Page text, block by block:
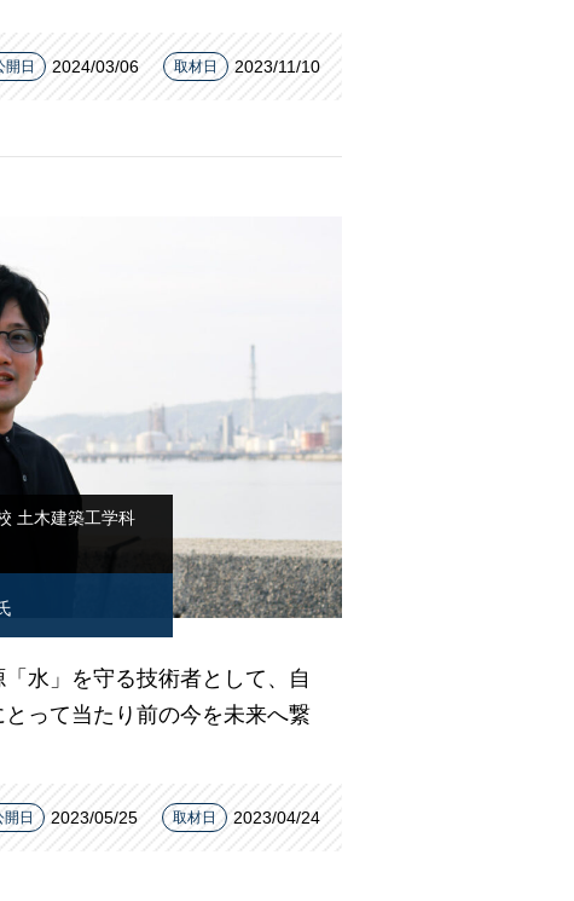
開日 2024/03/06 取材日 2023/11/10
水」を守る技術者として、自
とって当たり前の今を未来へ繋
開日 2023/05/25 取材日 2023/04/24
土木建築工学科